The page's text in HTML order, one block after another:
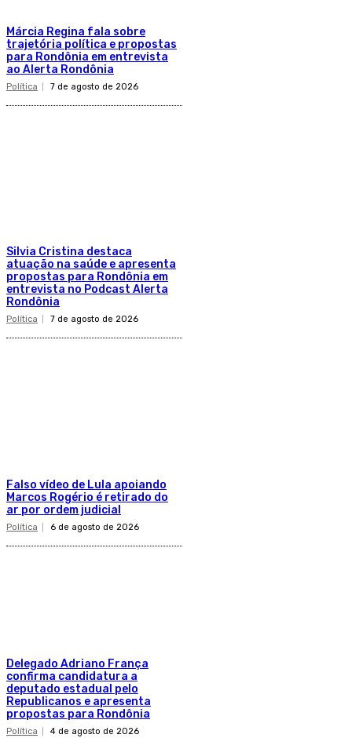
Márcia Regina fala sobre
trajetória política e propostas
para Rondônia em entrevista
ao Alerta Rondônia
Política 7 de agosto de 2026
Silvia Cristina destaca
atuação na saúde e apresenta
propostas para Rondônia em
entrevista no Podcast Alerta
Rondônia
Política 7 de agosto de 2026
Falso vídeo de Lula apoiando
Marcos Rogério é retirado do
ar por ordem judicial
Política 6 de agosto de 2026
Delegado Adriano França
confirma candidatura a
deputado estadual pelo
Republicanos e apresenta
propostas para Rondônia
Política 4 de agosto de 2026